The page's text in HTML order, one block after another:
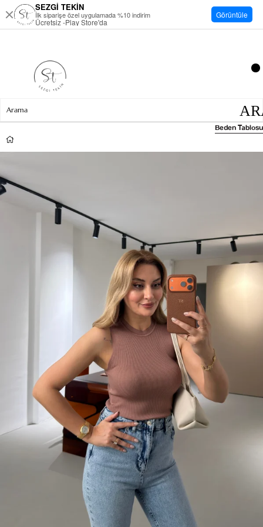
Beden Tablosu
SEZGİ TEKİN
İlk siparişe özel uygulamada %10 indirim
Ücretsiz -Play Store'da
Görüntüle